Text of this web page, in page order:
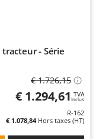
tracteur - Série
€ 1.726,15
€ 1.294,61 TVA
Inclus
R-162
€ 1.078,84Hors taxes (HT)